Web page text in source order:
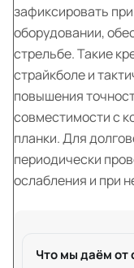
зафиксировать
оборудовании,
стрельбе. Такие
страйкболе и
повышения
совместимости с
планки. Для
периодически
ослабления и при
Что мы даём от